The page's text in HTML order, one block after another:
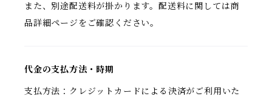
また、別途配送料が掛かります。配送料に関しては商
品詳細ページをご確認ください。
代金の支払方法・時期
支払方法：クレジットカードによる決済がご利用いた